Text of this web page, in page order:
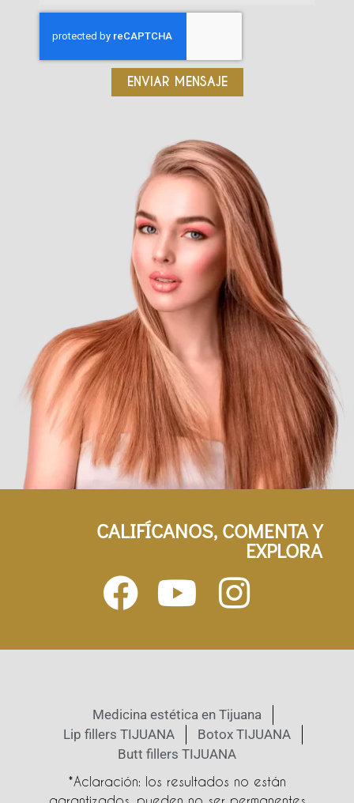
ENVIAR MENSAJE
CALIFÍCANOS, COMENTA Y
EXPLORA
Medicina estética en Tijuana
Lip fillers TIJUANA
Botox TIJUANA
Butt fillers TIJUANA
*Aclaración: los resultados no están